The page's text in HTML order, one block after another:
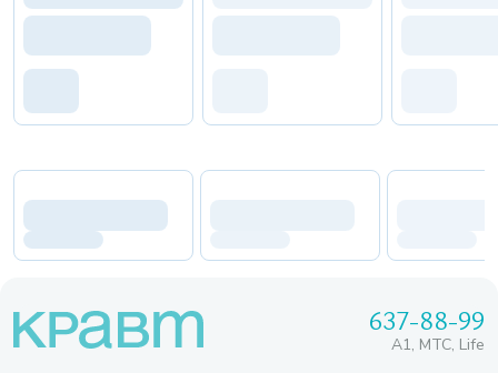
637-88-99
A1, МТС, Life